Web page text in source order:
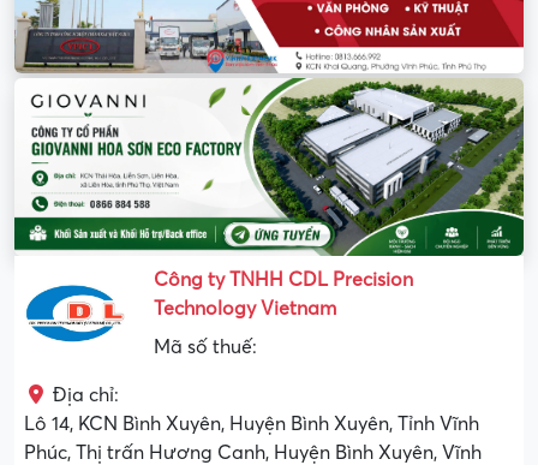
Công ty TNHH CDL Precision
Technology Vietnam
Mã số thuế:
Địa chỉ:
Lô 14, KCN Bình Xuyên, Huyện Bình Xuyên, Tỉnh Vĩnh
Phúc, Thị trấn Hương Canh, Huyện Bình Xuyên, Vĩnh